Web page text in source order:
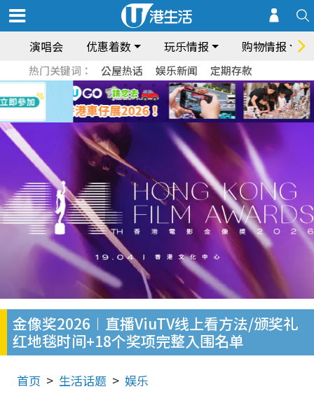
演唱会 优惠着数 玩乐情报 购物情报
热门关键词： 公屋热话 娱乐新闻 定期存款
金像奖2026︱直播ViuTV线上看方法/颁奖礼
红地毯时间+18个奖项完整入围名单
首页 生活话题 娱乐